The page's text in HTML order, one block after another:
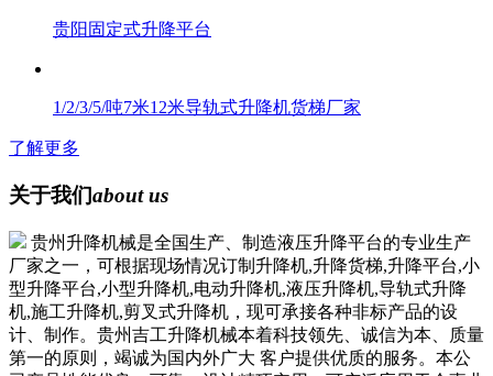
贵阳固定式升降平台
1/2/3/5/吨7米12米导轨式升降机货梯厂家
了解更多
关于我们about us
贵州升降机械是全国生产、制造液压升降平台的专业生产
厂家之一，可根据现场情况订制升降机,升降货梯,升降平台,小
型升降平台,小型升降机,电动升降机,液压升降机,导轨式升降
机,施工升降机,剪叉式升降机，现可承接各种非标产品的设
计、制作。贵州吉工升降机械本着科技领先、诚信为本、质量
第一的原则，竭诚为国内外广大 客户提供优质的服务。本公